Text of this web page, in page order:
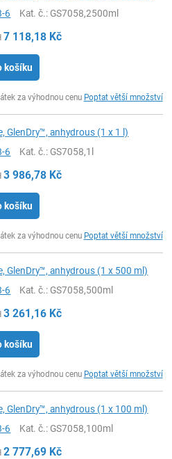
6 Kat. č.: GS7058,2500ml
7 118,18 Kč
košíku
za výhodnou cenu Poptat větší množství
GlenDry™, anhydrous (1 x 1 l)
6 Kat. č.: GS7058,1l
3 986,78 Kč
košíku
za výhodnou cenu Poptat větší množství
GlenDry™, anhydrous (1 x 500 ml)
6 Kat. č.: GS7058,500ml
3 261,16 Kč
košíku
za výhodnou cenu Poptat větší množství
GlenDry™, anhydrous (1 x 100 ml)
6 Kat. č.: GS7058,100ml
2 777,69 Kč